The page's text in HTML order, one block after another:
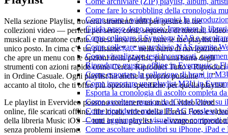
Come fare lo scrobbling della cronologia
Come usare i widget dinamici In
Guida passo dopo passo: Importare la
Come collegare il Synology NAS e
Come collegare un archivio NAS tramite
Come visualizzare testi incorporati,
Riprodurre musica offline in Evermusic e
Come esportare la collezione di brani in
Come importare una playlist M3U in
Esporta la cronologia di ascolto completa
Come ascoltare musica da iCloud Drive su
Come riprodurre musica FLAC (lossless)
Come aggiungere e visualizzare commenti
Come ascoltare audiolibri su iPhone, iPad
Nella sezione Playlist, troverai strumenti utili per gestire le tue
collezioni video — perfetti per serie, corsi, sequenze di tutorial, video
musicali e maratone curate. Quest’area mostra tutte le tue playlist in
unico posto. In cima c’è un pulsante “…” nella barra di navigazione
che apre un menu con le opzioni della playlist, più una barra degli
strumenti con azioni rapide come Cerca, Riproduci Tutto e Riproduci
in Ordine Casuale. Ogni playlist ha anche il proprio pulsante “…”
accanto al titolo, che ti offre più opzioni specifiche per quella playlist.
Le playlist in Evervideo possono contenere un mix di video cloud
online, file scaricati offline, file locali, video della libreria Foto e video
della libreria Music iOS — tutti in una playlist — e vengono
senza problemi insieme.